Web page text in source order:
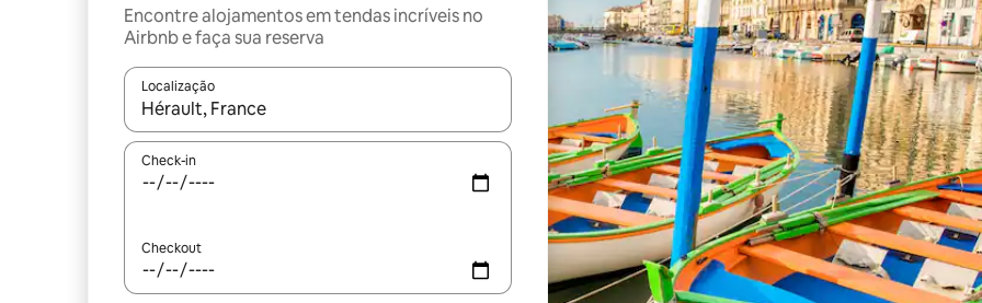
Encontre alojamentos em tendas incríveis no
Airbnb e faça sua reserva
Localização
Quando os resultados estiverem disponíveis, explore-os usando as seta para cima e para baixo do teclado ou tocando
Check-in
Checkout